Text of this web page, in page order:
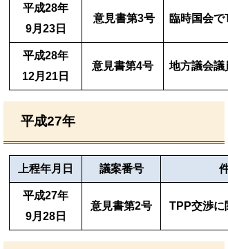
平成28年
9月23日
意見書第3号 臨時国会
平成28年
12月21日
意見書第4号 地方議会議
平成27年
上程年月日 議案番号
平成27年
9月28日
意見書第2号 TPP交渉に